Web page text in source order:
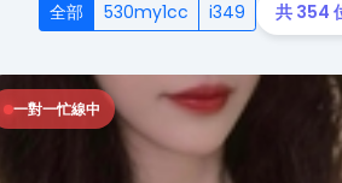
全部 530my1cc i349 共 354
一對一忙線中